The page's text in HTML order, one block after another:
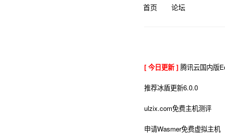
首页 论坛
[ 今日更新 ] 腾讯云国内版
推荐冰盾更新6.0.0
ulzix.com免费主机测评
申请Wasmer免费虚拟主机